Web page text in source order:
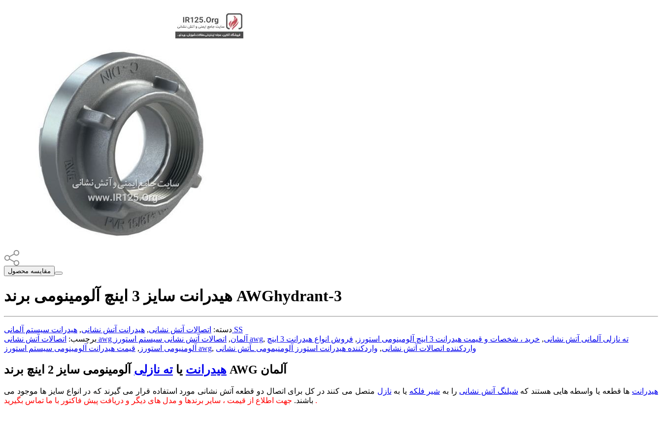
مقایسه محصول
هیدرانت سایز 3 اینچ آلومینومی برند AWGhydrant-3
دسته: اتصالات آتش نشانی, هیدرانت آتش نشانی,
هیدرانت سیستم آلمانی SS
برچسب:
اتصالات آتش نشانی awg آلمان, اتصالات آتش نشانی سیستم استورز awg, ته نازلی آلمانی آتش نشانی, خرید ، شخصات و قیمت هیدرانت 3 اینچ آلومینومی استورز ,
فروش انواع هیدرانت 3 اینچ
آلومنیومی استورز , قیمت هیدرانت آلومینومی سیستم استورز awg, واردکننده اتصالات آتش نشانی, واردکننده هیدرانت استورز آلومنیمومی ـآتش نشانی
هیدرانت یا ته نازلی آلومینومی سایز 2 اینچ برند AWG آلمان
هیدرانت ها قطعه یا واسطه هایی هستند که شیلنگ آتش نشانی را به شیر فلکه یا به نازل متصل می کنند در کل برای اتصال دو قطعه آتش نشانی مورد استفاده قرار می گیرند که در انواع سایز ها موجود می
باشند. جهت اطلاع از قیمت ، سایر برندها و مدل های دیگر و دریافت پیش فاکتور با ما تماس بگیرید .